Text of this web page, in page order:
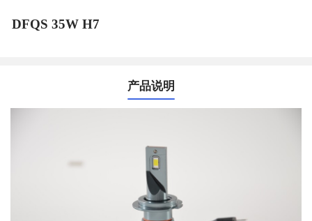
DFQS 35W H7
产品说明